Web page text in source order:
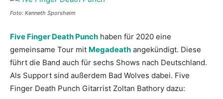
Foto: Kenneth Sporsheim
Five Finger Death Punch haben für 2020 eine
gemeinsame Tour mit Megadeath angekündigt. Diese
führt die Band auch für sechs Shows nach Deutschland.
Als Support sind außerdem Bad Wolves dabei. Five
Finger Death Punch Gitarrist Zoltan Bathory dazu: